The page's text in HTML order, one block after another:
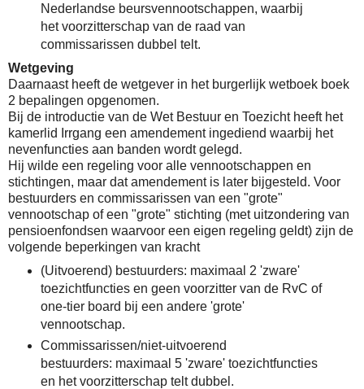
Nederlandse beursvennootschappen, waarbij
het voorzitterschap van de raad van
commissarissen dubbel telt.
Wetgeving
Daarnaast heeft de wetgever in het burgerlijk wetboek boek
2 bepalingen opgenomen.
Bij de introductie van de Wet Bestuur en Toezicht heeft het
kamerlid Irrgang een amendement ingediend waarbij het
nevenfuncties aan banden wordt gelegd.
Hij wilde een regeling voor alle vennootschappen en
stichtingen, maar dat amendement is later bijgesteld. Voor
bestuurders en commissarissen van een "grote"
vennootschap of een "grote" stichting (met uitzondering van
pensioenfondsen waarvoor een eigen regeling geldt) zijn de
volgende beperkingen van kracht
(Uitvoerend) bestuurders: maximaal 2 'zware'
toezichtfuncties en geen voorzitter van de RvC of
one-tier board bij een andere 'grote'
vennootschap.
Commissarissen/niet-uitvoerend
bestuurders: maximaal 5 'zware' toezichtfuncties
en hetvoorzitterschap telt dubbel.